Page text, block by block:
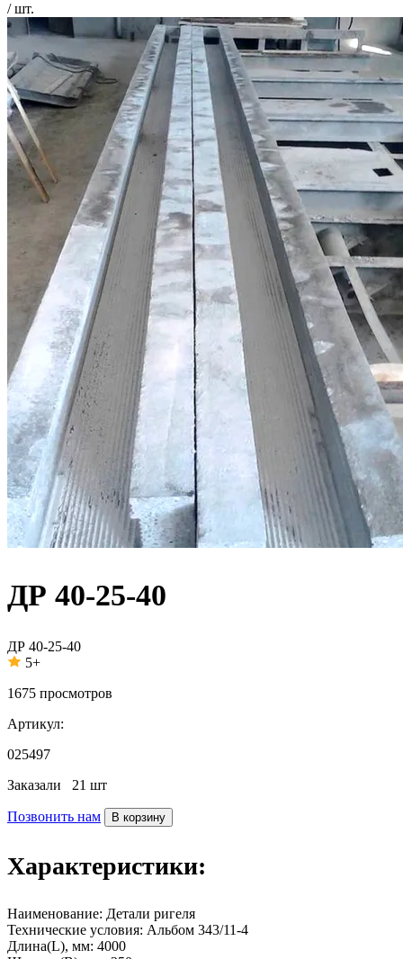
/ шт.
ДР 40-25-40
ДР 40-25-40
5+
1675 просмотров
Артикул:
025497
Заказали 21 шт
Позвонить нам В корзину
Характеристики:
Наименование: Детали ригеля
Технические условия: Альбом 343/11-4
Длина(L), мм: 4000